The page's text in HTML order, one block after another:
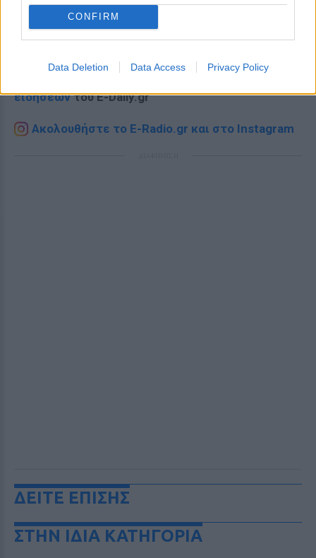
CONFIRM
Data Deletion Data Access Privacy Policy
Ακολουθήστε το E-Radio.gr στο
ειδήσεωντου E-Daily.gr
Ακολουθήστε το E-Radio.gr και στο Instagram
ΔΕΙΤΕ ΕΠΙΣΗΣ
ΣΤΗΝ ΙΔΙΑ ΚΑΤΗΓΟΡΙΑ